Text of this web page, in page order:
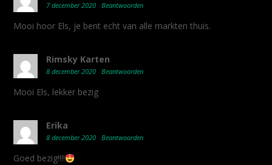
7 december 2020 Beantwoorden
Mooi hoor Els, je bent echt van alle markten thuis.
Rimsky Karten
8 december 2020 Beantwoorden
Mooi Els, lekker bezig
Erika
8 december 2020 Beantwoorden
Goed bezig!!!!